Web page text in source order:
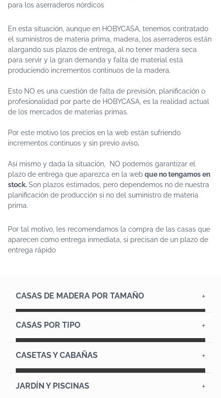
para los aserraderos nórdicos
En esta situación, aunque en HOBYCASA, tenemos contratado
el suministros de materia prima, madera, los aserraderos están
alargando sus plazos de entrega, al no tener madera seca
para servir y la gran demanda y falta de material está
produciendo incrementos continuos de la madera.
Esto NO es una cuestión de falta de previsión, planificación o
profesionalidad por parte de HOBYCASA, es la realidad actual
de los mercados de materias primas.
Por este motivo los precios en la web están sufriendo
incrementos continuos y sin previo aviso.
Así mismo y dada la situación, NO podemos garantizar el
plazo de entrega que aparezca en la web que no tengamos en
stock.Son plazos estimados, pero dependemos no de nuestra
planificación de producción si no del suministro de materia
prima.
Por tal motivo, les recomendamos la compra de las casas que
aparecen como entrega inmediata, si precisan de un plazo de
entrega rápido
CASAS DE MADERA POR TAMAÑO
Casas hasta 12 m²
Casas de 12 a 20 m²
CASAS POR TIPO
Casas de 1 habitación
Casas de 2 habitaciones
Casas de 3 habitaciones o más
Casas de madera con ruedas
CASETAS Y CABAÑAS
Casa de jardín
Casitas de jardín
Casetas hasta 5 m²
Casetas de 5 a 9 m²
Casetas de 9 a 12 m²
JARDÍN Y PISCINAS